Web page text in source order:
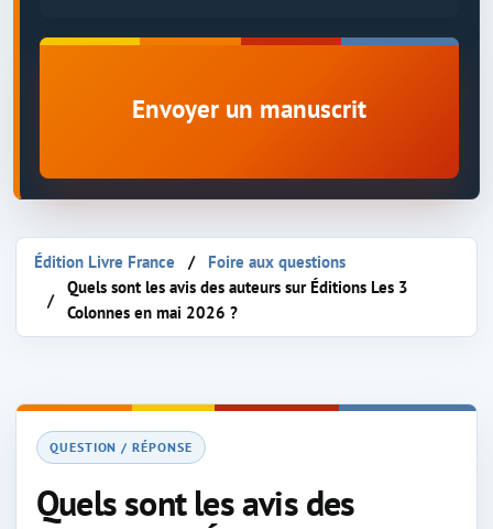
Envoyer un manuscrit
Édition Livre France
Foire aux questions
Quels sont les avis des auteurs sur Éditions Les 3
Colonnes en mai 2026 ?
QUESTION / RÉPONSE
Quels sont les avis des